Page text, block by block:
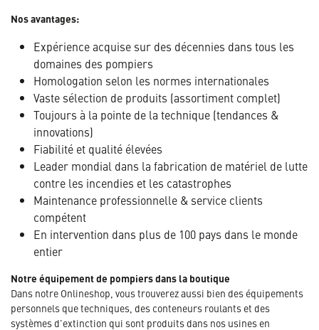
Nos avantages:
Expérience acquise sur des décennies dans tous les
domaines des pompiers
Homologation selon les normes internationales
Vaste sélection de produits (assortiment complet)
Toujours à la pointe de la technique (tendances &
innovations)
Fiabilité et qualité élevées
Leader mondial dans la fabrication de matériel de lutte
contre les incendies et les catastrophes
Maintenance professionnelle & service clients
compétent
En intervention dans plus de 100 pays dans le monde
entier
Notre équipement de pompiers dans la boutique
Dans notre Onlineshop, vous trouverez aussi bien des équipements
personnels que techniques, des conteneurs roulants et des
systèmes d'extinction qui sont produits dans nos usines en